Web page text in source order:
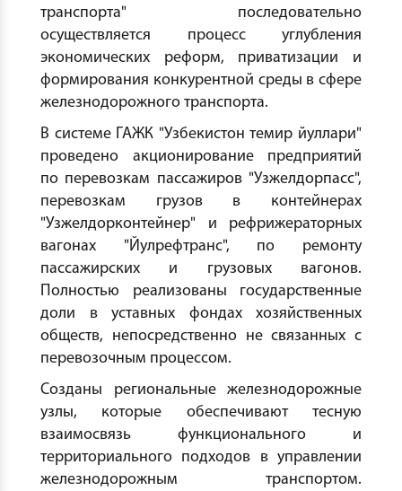
транспорта" последовательно
осуществляется процесс углубления
экономических реформ, приватизации и
формирования конкурентной среды в сфере
железнодорожного транспорта.
В системе ГАЖК "Узбекистон темир йуллари"
проведено акционирование предприятий
по перевозкам пассажиров "Узжелдорпасс",
перевозкам грузов в контейнерах
"Узжелдорконтейнер" и рефрижераторных
вагонах "Йулрефтранс", по ремонту
пассажирских и грузовых вагонов.
Полностью реализованы государственные
доли в уставных фондах хозяйственных
обществ, непосредственно не связанных с
перевозочным процессом.
Созданы региональные железнодорожные
узлы, которые обеспечивают тесную
взаимосвязь функционального и
территориального подходов в управлении
железнодорожным транспортом.